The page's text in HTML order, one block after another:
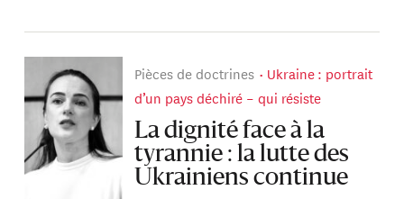
Pièces de doctrines
Ukraine : portrait
d’un pays déchiré – qui résiste
La dignité face à la
tyrannie : la lutte des
Ukrainiens continue